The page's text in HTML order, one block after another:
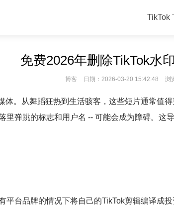
TikTok
免费2026年删除TikTok水
博客 日期：2026-03-20 15:42:48 浏
体。从舞蹈狂热到生活骇客，这些短片通常值
里弹跳的标志和用户名 -- 可能会成为障碍。这
平台品牌的情况下将自己的TikTok剪辑编译成